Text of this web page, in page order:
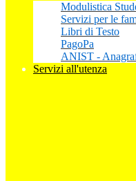
Modulistica
Servizi per le
Libri di Testo
PagoPa
ANIST -
Servizi all'utenza